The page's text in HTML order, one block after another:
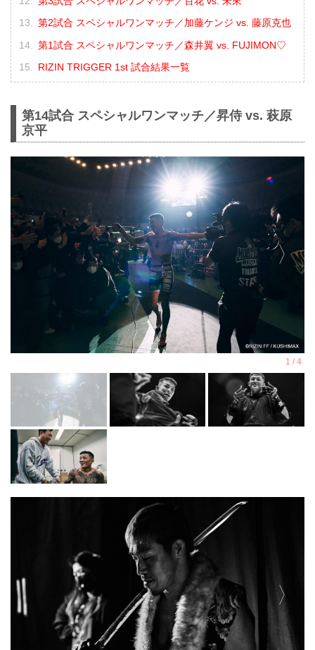
第2試合 スペシャルワンマッチ／加藤ケンジ vs. 藤原克也
第1試合 スペシャルワンマッチ／森井翼 vs. FUJIMON♡
RIZIN TRIGGER 1st 試合結果一覧
第14試合 スペシャルワンマッチ／昇侍 vs. 萩原
京平